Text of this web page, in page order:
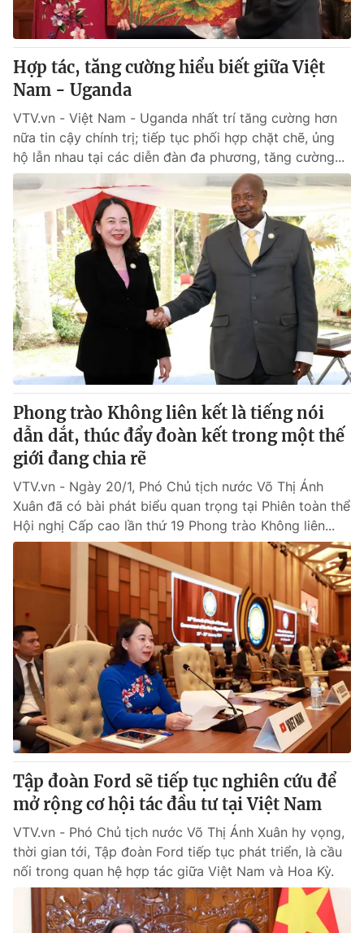
Hợp tác, tăng cường hiểu biết giữa Việt
Nam - Uganda
VTV.vn - Việt Nam - Uganda nhất trí tăng cường hơn
nữa tin cậy chính trị; tiếp tục phối hợp chặt chẽ, ủng
hộ lẫn nhau tại các diễn đàn đa phương, tăng cường...
Phong trào Không liên kết là tiếng nói
dẫn dắt, thúc đẩy đoàn kết trong một thế
giới đang chia rẽ
VTV.vn - Ngày 20/1, Phó Chủ tịch nước Võ Thị Ánh
Xuân đã có bài phát biểu quan trọng tại Phiên toàn thể
Hội nghị Cấp cao lần thứ 19 Phong trào Không liên...
Tập đoàn Ford sẽ tiếp tục nghiên cứu để
mở rộng cơ hội tác đầu tư tại Việt Nam
VTV.vn - Phó Chủ tịch nước Võ Thị Ánh Xuân hy vọng,
thời gian tới, Tập đoàn Ford tiếp tục phát triển, là cầu
nối trong quan hệ hợp tác giữa Việt Nam và Hoa Kỳ.